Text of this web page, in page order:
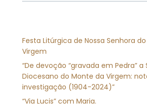
Festa Litúrgica de Nossa Senhora
Virgem
“De devoção “gravada em Pedra” a
Diocesano do Monte da Virgem:
investigação (1904-2024)”
“Via Lucis” com Maria.